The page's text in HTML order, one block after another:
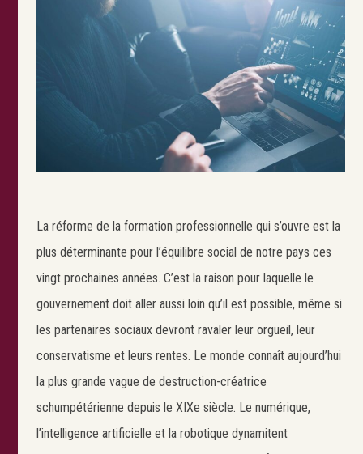
La réforme de la formation professionnelle qui s’ouvre est la
plus déterminante pour l’équilibre social de notre pays ces
vingt prochaines années. C’est la raison pour laquelle le
gouvernement doit aller aussi loin qu’il est possible, même si
les partenaires sociaux devront ravaler leur orgueil, leur
conservatisme et leurs rentes. Le monde connaît aujourd’hui
la plus grande vague de destruction-créatrice
schumpétérienne depuis le XIXe siècle. Le numérique,
l’intelligence artificielle et la robotique dynamitent